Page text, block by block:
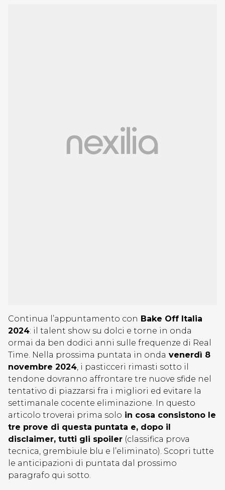
Continua l’appuntamento con Bake Off Italia
2024: il talent show su dolci e torne in onda
ormai da ben dodici anni sulle frequenze di Real
Time. Nella prossima puntata in onda venerdì 8
novembre 2024, i pasticceri rimasti sotto il
tendone dovranno affrontare tre nuove sfide nel
tentativo di piazzarsi fra i migliori ed evitare la
settimanale cocente eliminazione. In questo
articolo troverai prima solo in cosa consistono le
tre prove di questa puntata e, dopo il
disclaimer, tutti gli spoiler (classifica prova
tecnica, grembiule blu e l’eliminato). Scopri tutte
le anticipazioni di puntata dal prossimo
paragrafo qui sotto.